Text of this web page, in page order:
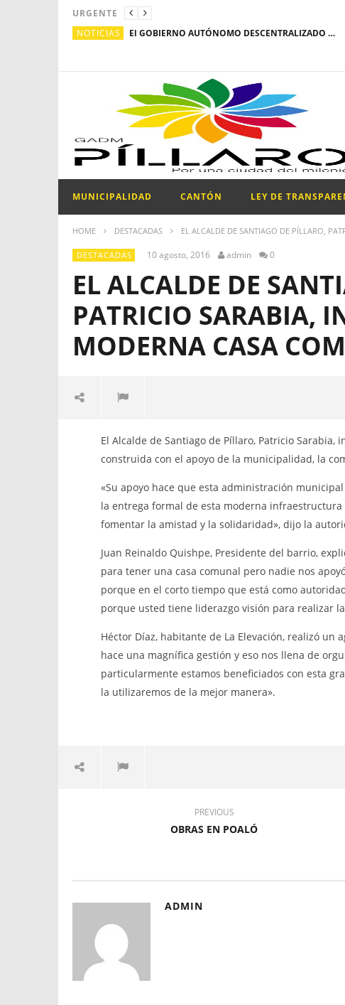
URGENTE
NOTICIAS
El GOBIERNO AUTÓNOMO DESCENTRALIZADO MUNICIPAL DEL CANTÓN SANTIAGO DE PÍLLARO convoca a través del Portal Institucional del Servicio Nacional de Contratación Pública, la participación para el proceso de “CONTRATACIÓN DE UN PROMOTOR PARA LA EJECUCIÓN DEL PROYECTO DE LA CONFRATERNIDAD CULTURAL PILLAREÑA 2026.”
MUNICIPALIDAD CANTÓN LEY DE
HOME DESTACADAS EL ALCALDE DE SANTIAGO DE PÍLLARO,
DESTACADAS 10 agosto, 2016 admin 0
EL ALCALDE DE
PATRICIO SARABIA,
MODERNA CASA
El Alcalde de Santiago de Píllaro,
Patricio Sarabia, inauguró una
moderna casa comunal
agosto,
2016
admin
El GOBIERNO
CANTÓN
Institucional
de
participación
DE LA
PILLAREÑA
10
2016
El Alcalde de Santiago de Píllaro, Patricio
construida con el apoyo de la municipalidad, la
«Su apoyo hace que esta administración
la entrega formal de esta moderna
fomentar la amistad y la solidaridad», dijo la
Juan Reinaldo Quishpe, Presidente del barrio,
para tener una casa comunal pero nadie nos
porque en el corto tiempo que está como
porque usted tiene liderazgo visión para realizar
Héctor Díaz, habitante de La Elevación, realizó un
hace una magnífica gestión y eso nos llena de
particularmente estamos beneficiados con esta
la utilizaremos de la mejor manera».
PREVIOUS
OBRAS EN POALÓ
ADMIN